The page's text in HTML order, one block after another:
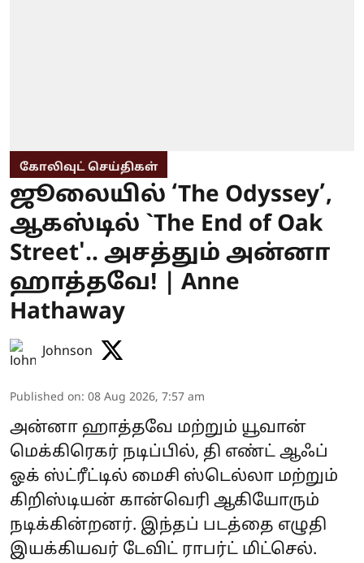
கோலிவுட் செய்திகள்
ஜூலையில் ‘The Odyssey’,
ஆகஸ்டில் `The End of Oak
Street'.. அசத்தும் அன்னா
ஹாத்தவே! | Anne
Hathaway
Johnson
Published on: 08 Aug 2026, 7:57 am
அன்னா ஹாத்தவே மற்றும் யூவான்
மெக்கிரெகர் நடிப்பில், தி எண்ட் ஆஃப்
ஓக் ஸ்ட்ரீட்டில் மைசி ஸ்டெல்லா மற்றும்
கிறிஸ்டியன் கான்வெரி ஆகியோரும்
நடிக்கின்றனர். இந்தப் படத்தை எழுதி
இயக்கியவர் டேவிட் ராபர்ட் மிட்செல்.